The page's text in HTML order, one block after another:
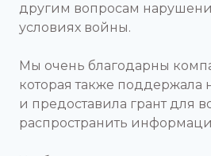
другим вопросам
условиях войны.
Мы очень благодарны
которая также
и предоставила грант для
распространить